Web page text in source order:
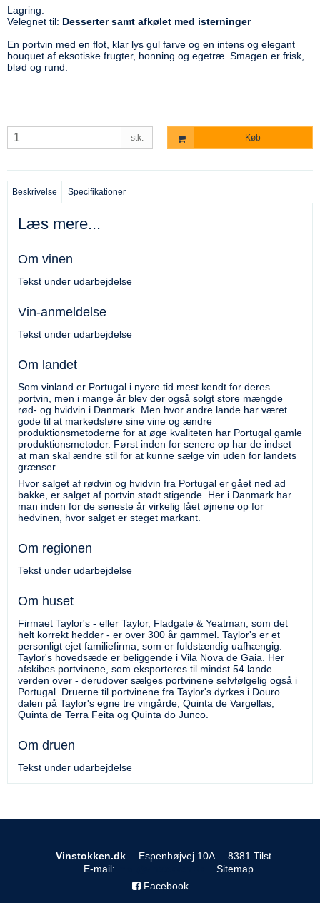
Lagring:
Velegnet til: Desserter samt afkølet med isterninger
En portvin med en flot, klar lys gul farve og en intens og elegant
bouquet af eksotiske frugter, honning og egetræ. Smagen er frisk,
blød og rund.
stk. Køb
Beskrivelse Specifikationer
Læs mere...
Om vinen
Tekst under udarbejdelse
Vin-anmeldelse
Tekst under udarbejdelse
Om landet
Som vinland er Portugal i nyere tid mest kendt for deres
portvin, men i mange år blev der også solgt store mængde
rød- og hvidvin i Danmark. Men hvor andre lande har været
gode til at markedsføre sine vine og ændre
produktionsmetoderne for at øge kvaliteten har Portugal gamle
produktionsmetoder. Først inden for senere op har de indset
at man skal ændre stil for at kunne sælge vin uden for landets
grænser.
Hvor salget af rødvin og hvidvin fra Portugal er gået ned ad
bakke, er salget af portvin stødt stigende. Her i Danmark har
man inden for de seneste år virkelig fået øjnene op for
hedvinen, hvor salget er steget markant.
Om regionen
Tekst under udarbejdelse
Om huset
Firmaet Taylor's - eller Taylor, Fladgate & Yeatman, som det
helt korrekt hedder - er over 300 år gammel. Taylor's er et
personligt ejet familiefirma, som er fuldstændig uafhængig.
Taylor's hovedsæde er beliggende i Vila Nova de Gaia. Her
afskibes portvinene, som eksporteres til mindst 54 lande
verden over - derudover sælges portvinene selvfølgelig også i
Portugal. Druerne til portvinene fra Taylor's dyrkes i Douro
dalen på Taylor's egne tre vingårde; Quinta de Vargellas,
Quinta de Terra Feita og Quinta do Junco.
Om druen
Tekst under udarbejdelse
Vinstokken.dk Espenhøjvej 10A
8381 Tilst
E-mail:
Sitemap
Facebook